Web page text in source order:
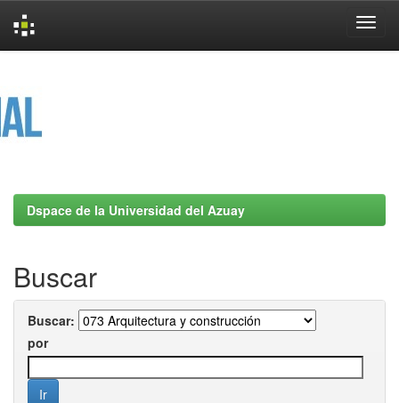
Dspace de la Universidad del Azuay
Buscar
Buscar:
por